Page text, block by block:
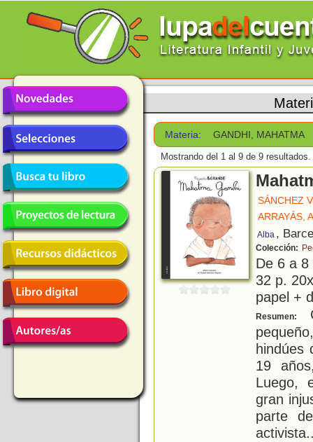
Materia: GANDHI, MAHATMA
Mostrando del 1 al 9 de 9 resultados.
SÁNCHEZ
ARRAYÁS,
Alba ,
Colección:
De 6 a
32 p.
papel +
Resumen:
hindúes
19
Luego,
gran
parte
activista.